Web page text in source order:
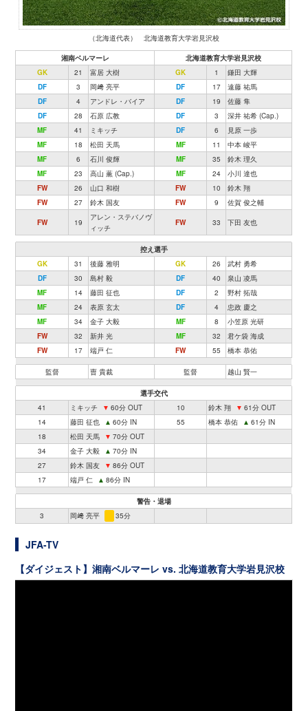
（北海道代表） 北海道教育大学岩見沢校
湘南ベルマーレ
北海道教育大学岩見沢校
GK
21 富居 大樹 GK 1
鎌田 大輝
DF
3 岡﨑 亮平 DF 17
遠藤 祐馬
DF
4 アンドレ・バイア DF 19
佐藤 隼
DF
28 石原 広教 DF 3
深井 祐希 (Cap.)
MF
41 ミキッチ DF 6
見原 一歩
MF
18 松田 天馬 MF 11
中本 峻平
MF
6 石川 俊輝 MF 35
鈴木 理久
MF
23 高山 薫 (Cap.) MF 24
小川 達也
FW
26 山口 和樹 FW 10
鈴木 翔
FW
27 鈴木 国友 FW 9 佐賀 俊之輔
FW 19
アレン・ステバノヴ
ィッチ
FW 33 下田 友也
控え選手
GK
31 後藤 雅明 GK 26
武村 勇希
DF
30 島村 毅 DF 40
泉山 凌馬
MF
14 藤田 征也 DF 2
野村 拓哉
MF
24 表原 玄太 DF 4
忠政 慶之
MF
34 金子 大毅 MF 8
小笠原 光研
FW
32 新井 光 MF 32
君ケ袋 海成
FW
17 端戸 仁 FW 55 橋本 恭佑
監督 曺 貴裁 監督 越山 賢一
選手交代
41
ミキッチ ▼ 60分 OUT 10 鈴木 翔 ▼ 61分 OUT
14
藤田 征也 ▲ 60分 IN 55 橋本 恭佑 ▲ 61分 IN
18
松田 天馬 ▼ 70分 OUT
34
金子 大毅 ▲ 70分 IN
27
鈴木 国友 ▼ 86分 OUT
17
端戸 仁 ▲ 86分 IN
警告・退場
3
岡﨑 亮平 35分
JFA-TV
【ダイジェスト】湘南ベルマーレ vs. 北海道教育大学岩見沢校